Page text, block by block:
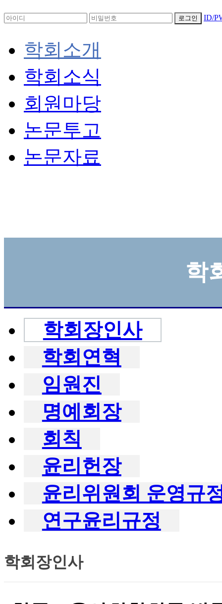
로그인 ID/
학회소개
학회소식
회원마당
논문투고
논문자료
학
학회장인사
학회연혁
임원진
명예회장
회칙
윤리헌장
윤리위원회 운영규
연구윤리규정
학회장인사